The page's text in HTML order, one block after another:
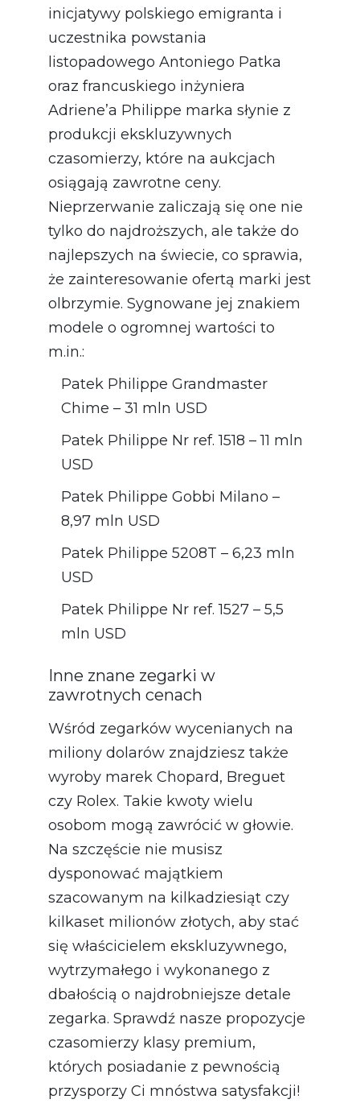
inicjatywy polskiego emigranta i
uczestnika powstania
listopadowego Antoniego Patka
oraz francuskiego inżyniera
Adriene’a Philippe marka słynie z
produkcji ekskluzywnych
czasomierzy, które na aukcjach
osiągają zawrotne ceny.
Nieprzerwanie zaliczają się one nie
tylko do najdroższych, ale także do
najlepszych na świecie, co sprawia,
że zainteresowanie ofertą marki jest
olbrzymie. Sygnowane jej znakiem
modele o ogromnej wartości to
m.in.:
Patek Philippe Grandmaster
Chime – 31 mln USD
Patek Philippe Nr ref. 1518 – 11 mln
USD
Patek Philippe Gobbi Milano –
8,97 mln USD
Patek Philippe 5208T – 6,23 mln
USD
Patek Philippe Nr ref. 1527 – 5,5
mln USD
Inne znane zegarki w
zawrotnych cenach
Wśród zegarków wycenianych na
miliony dolarów znajdziesz także
wyroby marek Chopard, Breguet
czy Rolex. Takie kwoty wielu
osobom mogą zawrócić w głowie.
Na szczęście nie musisz
dysponować majątkiem
szacowanym na kilkadziesiąt czy
kilkaset milionów złotych, aby stać
się właścicielem ekskluzywnego,
wytrzymałego i wykonanego z
dbałością o najdrobniejsze detale
zegarka. Sprawdź nasze propozycje
czasomierzy klasy premium,
których posiadanie z pewnością
przysporzy Ci mnóstwa satysfakcji!